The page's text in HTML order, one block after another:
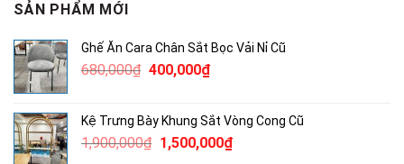
SẢN PHẨM MỚI
Ghế Ăn Cara Chân Sắt Bọc Vải Nỉ Cũ
680,000₫ Giá
680,000₫.
400,000₫Giá
là:
400,000₫.
Kệ Trưng Bày Khung Sắt Vòng Cong Cũ
1,900,000₫ Giá
1,500,000₫Giá